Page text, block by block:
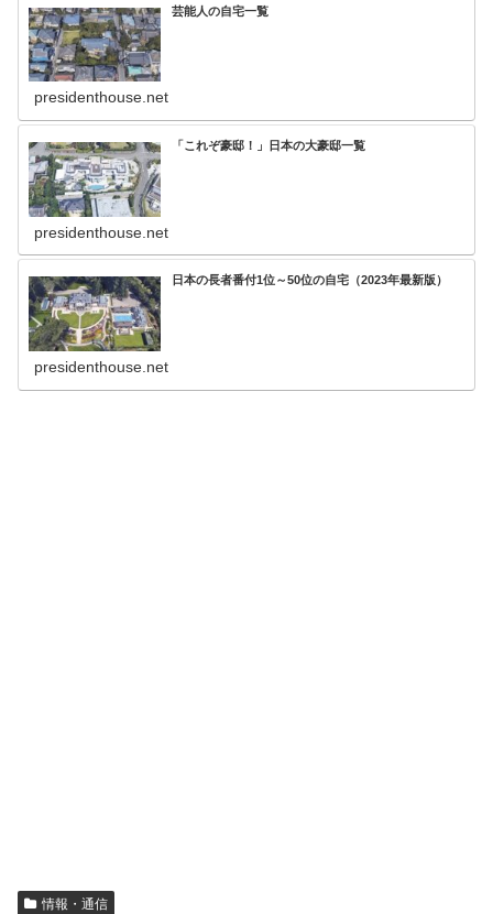
芸能人の自宅一覧
presidenthouse.net
「これぞ豪邸！」日本の大豪邸一覧
presidenthouse.net
日本の長者番付1位～50位の自宅（2023年最新版）
presidenthouse.net
情報・通信